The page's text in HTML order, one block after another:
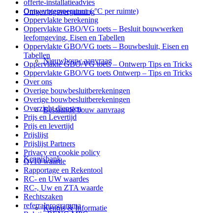
Omgevingsvergunning
Nieuwbouw aanvraag
Bestaande bouw aanvraag
Kennisbank
Kennis & Informatie
offerte-installatieadvies
Ontwerptemperatuur ( °C per ruimte)
Oppervlakte berekening
Oppervlakte GBO/VG toets – Besluit bouwwerken
leefomgeving, Eisen en Tabellen
Oppervlakte GBO/VG toets – Bouwbesluit, Eisen en
Tabellen
Oppervlakte GBO/VG toets – Ontwerp Tips en Tricks
Oppervlakte GBO/VG toets Ontwerp – Tips en Tricks
Over ons
Overige bouwbesluitberekeningen
Overige bouwbesluitberekeningen
Overzicht diensten
Prijs en Levertijd
Prijs en levertijd
Prijslijst
Prijslijst Partners
Privacy en cookie policy
Qv10 waarde
Rapportage en Rekentool
RC- en UW waardes
RC-, Uw en ZTA waarde
Rechtszaken
referralprogramma